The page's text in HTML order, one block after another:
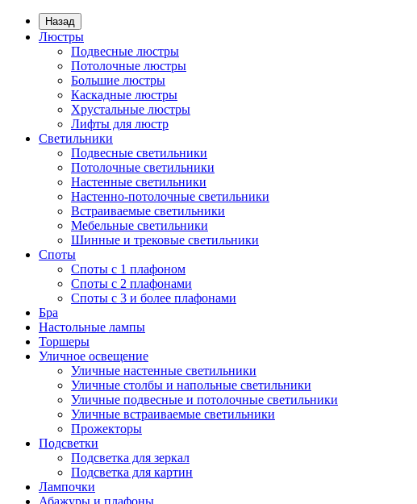
Назад
Люстры
Подвесные люстры
Потолочные люстры
Большие люстры
Каскадные люстры
Хрустальные люстры
Лифты для люстр
Светильники
Подвесные светильники
Потолочные светильники
Настенные светильники
Настенно-потолочные светильники
Встраиваемые светильники
Мебельные светильники
Шинные и трековые светильники
Споты
Споты с 1 плафоном
Споты с 2 плафонами
Споты с 3 и более плафонами
Бра
Настольные лампы
Торшеры
Уличное освещение
Уличные настенные светильники
Уличные столбы и напольные светильники
Уличные подвесные и потолочные светильники
Уличные встраиваемые светильники
Прожекторы
Подсветки
Подсветка для зеркал
Подсветка для картин
Лампочки
Абажуры и плафоны